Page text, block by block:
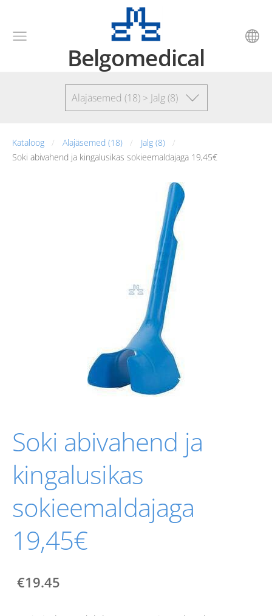
Belgomedical
Alajäsemed (18) > Jalg (8)
Kataloog Alajäsemed (18)
Jalg (8)
Soki abivahend ja kingalusikas sokieemaldajaga 19,45€
Soki abivahend ja
kingalusikas
sokieemaldajaga
19,45€
€19.45